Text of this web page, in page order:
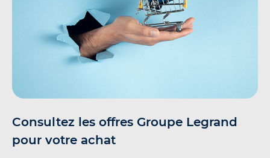
Consultez les offres Groupe Legrand
pour votre achat